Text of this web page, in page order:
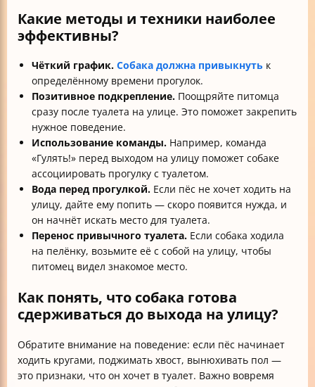
Какие методы и техники наиболее
эффективны?
Чёткий график. Собака должна привыкнуть к
определённому времени прогулок.
Позитивное подкрепление. Поощряйте питомца
сразу после туалета на улице. Это поможет закрепить
нужное поведение.
Использование команды. Например, команда
«Гулять!» перед выходом на улицу поможет собаке
ассоциировать прогулку с туалетом.
Вода перед прогулкой. Если пёс не хочет ходить на
улицу, дайте ему попить — скоро появится нужда, и
он начнёт искать место для туалета.
Перенос привычного туалета. Если собака ходила
на пелёнку, возьмите её с собой на улицу, чтобы
питомец видел знакомое место.
Как понять, что собака готова
сдерживаться до выхода на улицу?
Обратите внимание на поведение: если пёс начинает
ходить кругами, поджимать хвост, вынюхивать пол —
это признаки, что он хочет в туалет. Важно вовремя